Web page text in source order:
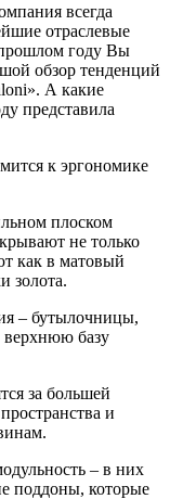
всегда
отраслевые
году Вы
обзор тенденций
А какие
представила
к эргономике
плоском
не только
как в матовый
золота.
– бутылочницы,
верхнюю базу
за большей
и
– в них
поддоны, которые